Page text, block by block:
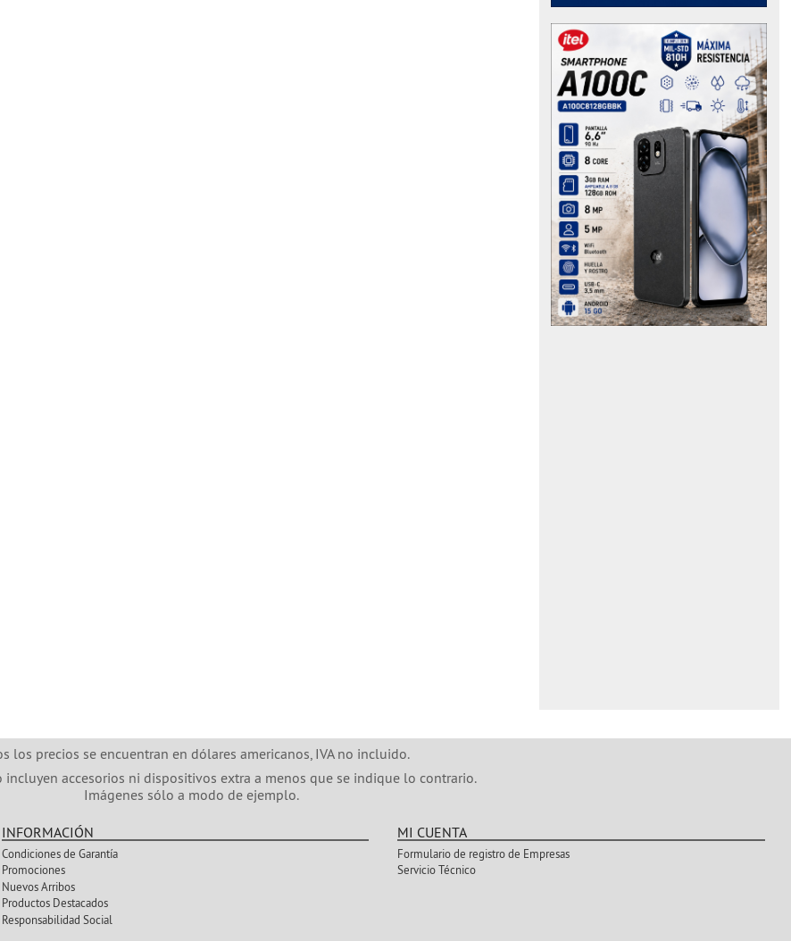
los precios se encuentran en dólares americanos, IVA no incluido.
incluyen accesorios ni dispositivos extra a menos que se indique lo contrario.
Imágenes sólo a modo de ejemplo.
INFORMACIÓN
Condiciones de Garantía
Promociones
Nuevos Arribos
Productos Destacados
Responsabilidad Social
MI CUENTA
Formulario de registro de Empresas
Servicio Técnico